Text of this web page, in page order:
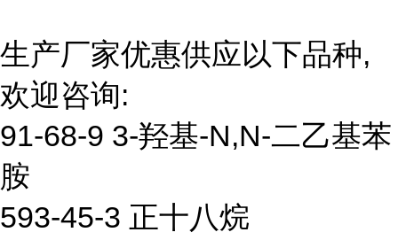
生产厂家优惠供应以下品种,
欢迎咨询:
91-68-9 3-羟基-N,N-二乙基苯
胺
593-45-3 正十八烷